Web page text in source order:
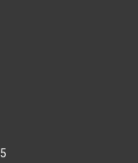
в
в
в
в
в
в